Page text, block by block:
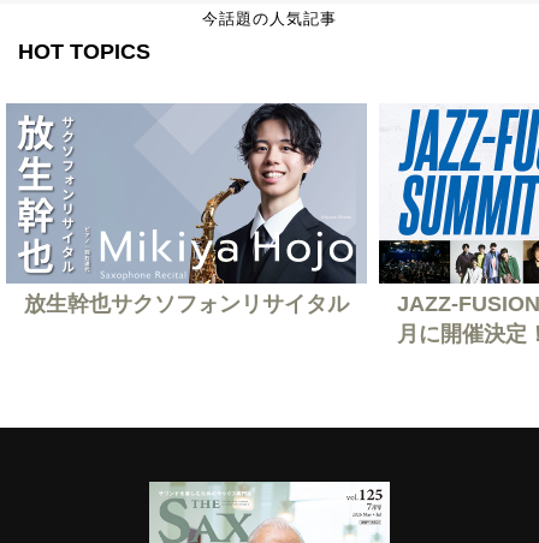
今話題の人気記事
HOT TOPICS
放生幹也サクソフォンリサイタル
JAZZ-
月に開催決定